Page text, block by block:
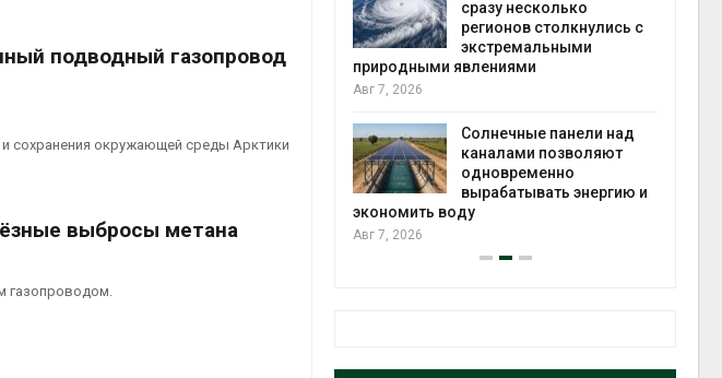
подводный газопровод
сохранения окружающей среды Арктики
выбросы метана
газопроводом.
Авг 7, 2026
сразу несколько
регионов столкнулись с
экстремальными
природными явлениями
Авг 7, 2026
Солнечные панели над
каналами позволяют
одновременно
вырабатывать энергию и
экономить воду
Авг 7, 2026